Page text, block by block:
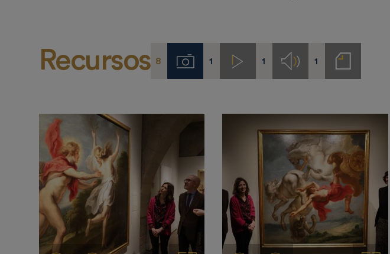
Recursos 8 Imágenes
1 Videos
1 Audios
1
Notas
de